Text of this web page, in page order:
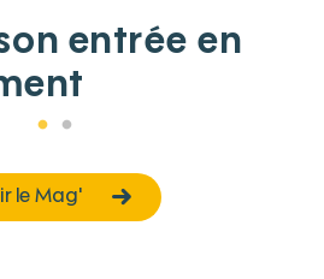
entrée en
le Mag'